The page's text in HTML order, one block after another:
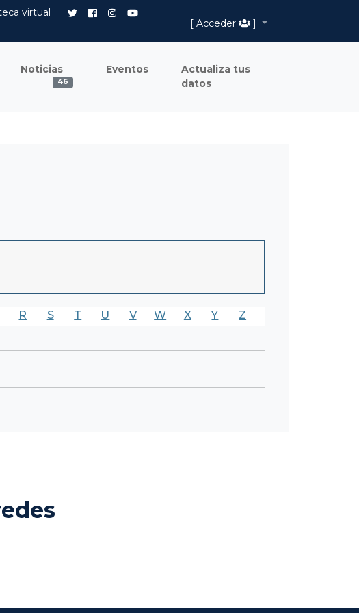
virtual
[ Acceder
]
Noticias
46
Eventos
Actualiza tus
datos
R S T U V W X Y Z